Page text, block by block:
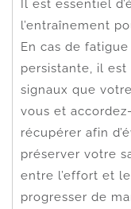
Il est essentiel
l’entraînement
En cas de
persistante, il
signaux que
vous et
récupérer afin
préserver votre
entre l’effort et
progresser de